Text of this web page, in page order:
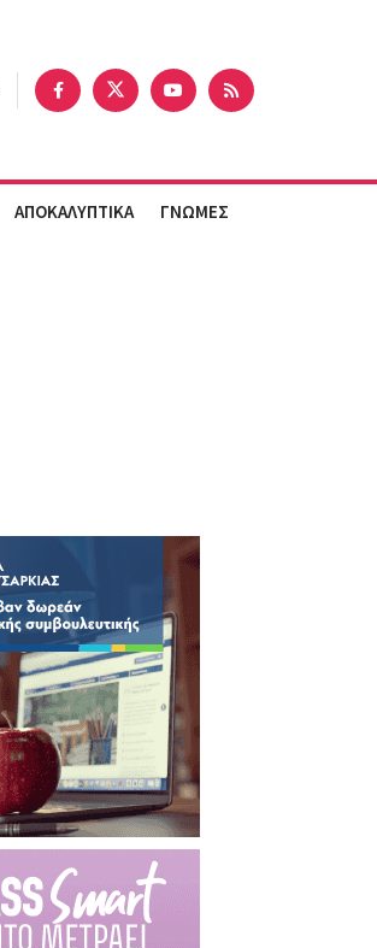
ΑΠΟΚΑΛΥΠΤΙΚΑ ΓΝΩΜΕΣ